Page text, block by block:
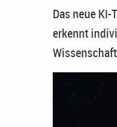
Das neue
erkennt